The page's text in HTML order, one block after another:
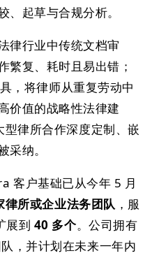
起草与合规分析。
律行业中传统文档审
繁复、耗时且易出错；
，将律师从重复劳动中
价值的战略性法律建
律所合作深度定制、嵌
采纳。
客户基础已从今年 5 月
律所或企业法务团队 ，服
展到 40 多个。公司拥有
，并计划在未来一年内